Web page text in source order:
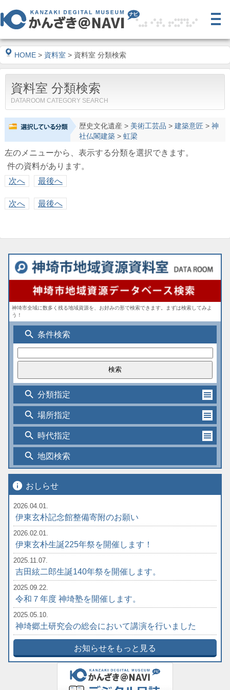
HOME > 資料室 > 資料室 分類検索
資料室 分類検索
DATAROOM CATEGORY SEARCH
歴史文化遺産> 美術工芸品 > 建築意匠 > 神
社仏閣建築> 虹梁
左のメニューから、表示する分類を選択できます。
件の資料があります。
次へ
最後へ
次へ 最後へ
神埼市全域に数多く残る地域資源を、お好みの形で検索できます。まずは検索してみよ
う！
search 条件検索
search 分類指定
search 場所指定
search 時代指定
search 地図検索
info おしらせ
2026.04.01.
伊東玄朴記念館整備寄附のお願い
2026.02.01.
伊東玄朴生誕225年祭を開催します！
2025.11.07.
吉田絃二郎生誕140年祭を開催します。
2025.09.22.
令和７年度 神埼塾を開催します。
2025.05.10.
神埼郷土研究会の総会において講演を行いました
お知らせをもっと見る